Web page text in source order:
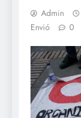
Admin
Envió
0